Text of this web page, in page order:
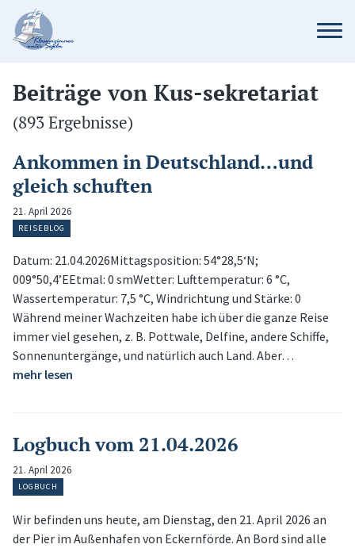
Beiträge von Kus-sekretariat
(893 Ergebnisse)
Ankommen in Deutschland…und
gleich schuften
21. April 2026
REISEBLOG
Datum: 21.04.2026Mittagsposition: 54°28,5‘N;
009°50,4’EEtmal: 0 smWetter: Lufttemperatur: 6 °C,
Wassertemperatur: 7,5 °C, Windrichtung und Stärke: 0
Während meiner Wachzeiten habe ich über die ganze Reise
immer viel gesehen, z. B. Pottwale, Delfine, andere Schiffe,
Sonnenuntergänge, und natürlich auch Land. Aber…
mehr lesen
Logbuch vom 21.04.2026
21. April 2026
LOGBUCH
Wir befinden uns heute, am Dienstag, den 21. April 2026 an
der Pier im Außenhafen von Eckernförde. An Bord sind alle